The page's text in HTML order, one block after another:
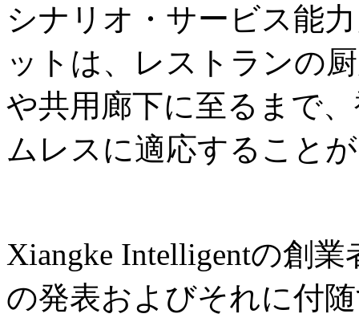
シナリオ・サービス能
ットは、レストランの
や共用廊下に至るまで
ムレスに適応すること
Xiangke Intelligentの創
の発表およびそれに付